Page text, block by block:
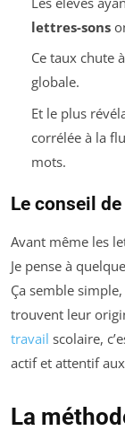
lettres-sons
Ce taux chute
globale.
Et le plus
corrélée à la
mots.
Le conseil
Avant même les
Je pense à
Ça semble
trouvent leur
travail scolaire,
actif et attentif
La